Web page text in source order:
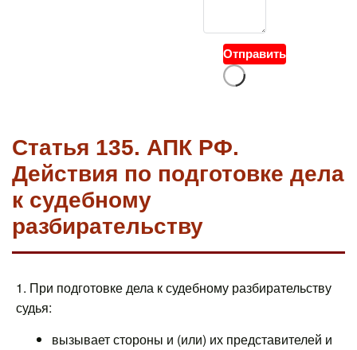
Отправить
Статья 135. АПК РФ.
Действия по подготовке дела
к судебному
разбирательству
1. При подготовке дела к судебному разбирательству
судья:
вызывает стороны и (или) их представителей и